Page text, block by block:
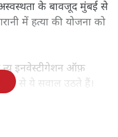
अस्वस्थता के बावजूद मुंबई से
में हत्या की योजना को
न्यू इनवेस्टीगेशन ऑफ़
से ये सवाल उठते हैं।